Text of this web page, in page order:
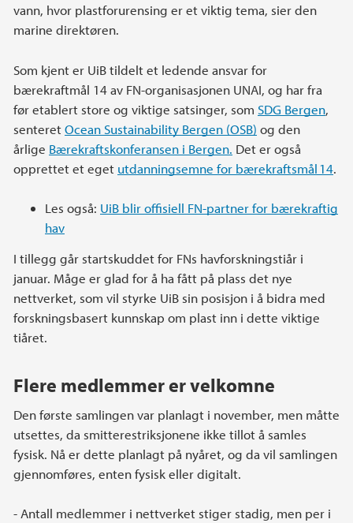
vann, hvor plastforurensing er et viktig tema, sier den
marine direktøren.
Som kjent er UiB tildelt et ledende ansvar for
bærekraftmål 14 av FN-organisasjonen UNAI, og har fra
før etablert store og viktige satsinger, som SDG Bergen,
senteretOcean Sustainability Bergen (OSB) og den
årlige Bærekraftskonferansen i Bergen. Det er også
opprettet et eget utdanningsemne for bærekraftsmål 14.
Les også: UiB blir offisiell FN-partner for bærekraftig
hav
I tillegg går startskuddet for FNs havforskningstiår i
januar. Måge er glad for å ha fått på plass det nye
nettverket, som vil styrke UiB sin posisjon i å bidra med
forskningsbasert kunnskap om plast inn i dette viktige
tiåret.
Flere medlemmer er velkomne
Den første samlingen var planlagt i november, men måtte
utsettes, da smitterestriksjonene ikke tillot å samles
fysisk. Nå er dette planlagt på nyåret, og da vil samlingen
gjennomføres, enten fysisk eller digitalt.
- Antall medlemmer i nettverket stiger stadig, men per i